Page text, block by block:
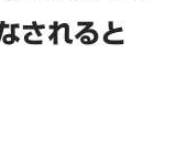
されると